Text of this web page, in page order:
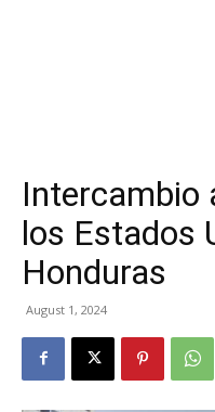
Intercambio
los Estados
Honduras
August 1, 2024